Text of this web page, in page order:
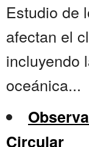
Estudio de
afectan el
incluyendo
oceánica...
Circular